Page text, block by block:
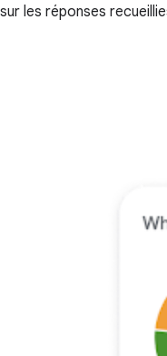
sur les réponses